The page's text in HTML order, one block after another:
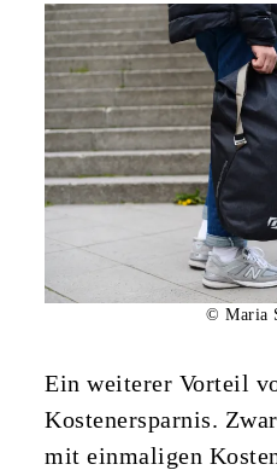
© Maria
Ein weiterer Vorteil
Kostenersparnis.
mit einmaligen